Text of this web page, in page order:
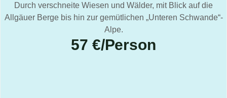
Durch verschneite Wiesen und Wälder, mit Blick auf die
Allgäuer Berge bis hin zur gemütlichen „Unteren Schwande“-
Alpe.
57 €/Person